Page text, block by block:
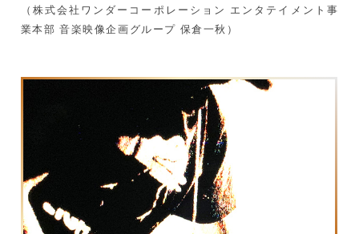
（株式会社ワンダーコーポレーション エンタテイメント事
業本部 音楽映像企画グループ 保倉一秋）